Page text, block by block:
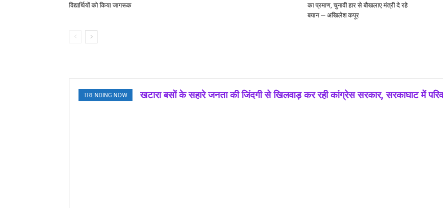
विद्यार्थियों को किया जागरूक
का प्रमाण, चुनावी हार से बौखलाए मंत्री दे रहे
बयान — अखिलेश कपूर